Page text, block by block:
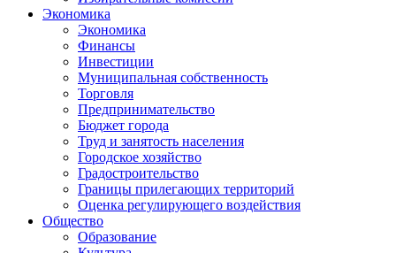
Экономика
Экономика
Финансы
Инвестиции
Муниципальная собственность
Торговля
Предпринимательство
Бюджет города
Труд и занятость населения
Городское хозяйство
Градостроительство
Границы прилегающих территорий
Оценка регулирующего воздействия
Общество
Образование